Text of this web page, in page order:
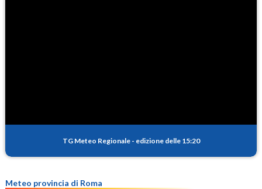
TG Meteo Regionale - edizione delle 15:20
Meteo provincia di Roma